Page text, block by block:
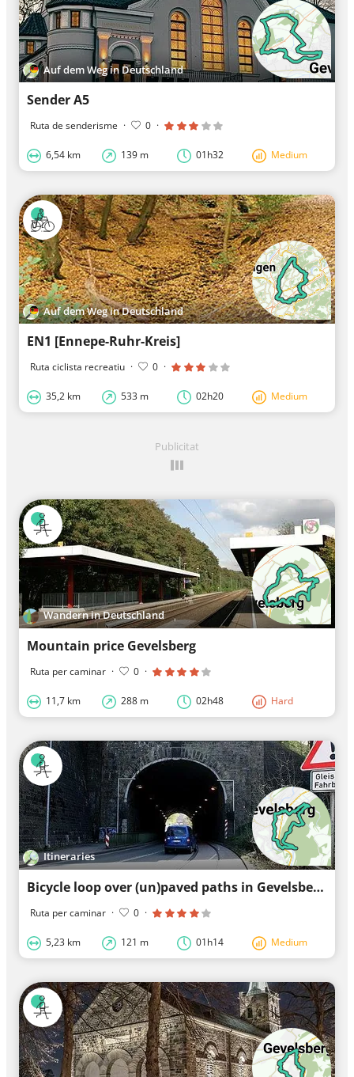
Auf dem Weg in Deutschland
Sender A5
Ruta de senderisme · 0 ·
6,54 km 139 m 01h32 Medium
Auf dem Weg in Deutschland
EN1 [Ennepe-Ruhr-Kreis]
Ruta ciclista recreatiu · 0 ·
35,2 km 533 m 02h20 Medium
Publicitat
Wandern in Deutschland
Mountain price Gevelsberg
Ruta per caminar · 0 ·
11,7 km 288 m 02h48 Hard
Itineraries
Bicycle loop over (un)paved paths in Gevelsberg
Ruta per caminar · 0 ·
5,23 km 121 m 01h14 Medium